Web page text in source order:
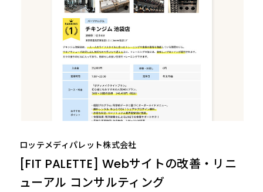
ロッテメディパレット株式会社
[FIT PALETTE] Webサイトの改善・リニ
ューアル コンサルティング